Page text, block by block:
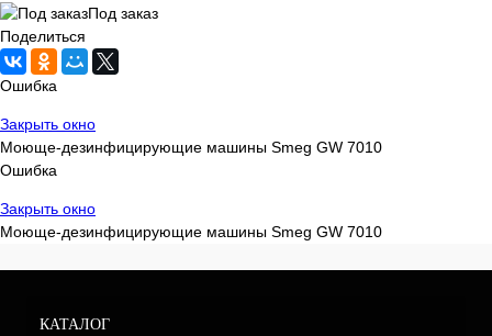
Под заказ
Поделиться
Ошибка
Закрыть окно
Моюще-дезинфицирующие машины Smeg GW 7010
Ошибка
Закрыть окно
Моюще-дезинфицирующие машины Smeg GW 7010
КАТАЛОГ